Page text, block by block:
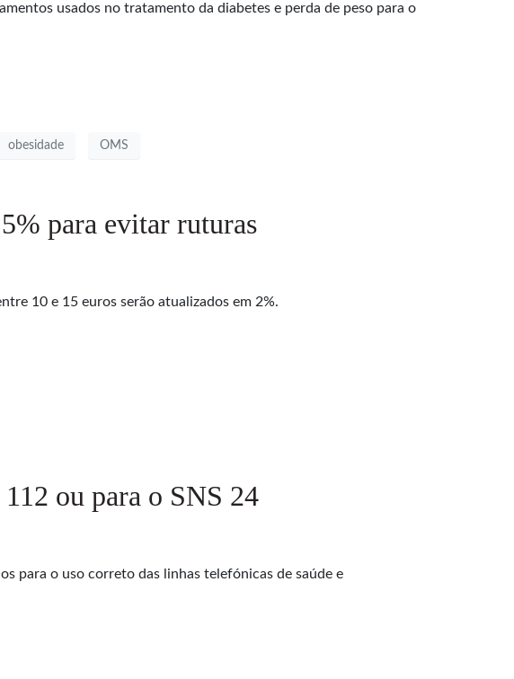
usados no tratamento da diabetes e perda de peso para o
obesidade OMS
para evitar ruturas
10 e 15 euros serão atualizados em 2%.
ou para o SNS 24
para o uso correto das linhas telefónicas de saúde e